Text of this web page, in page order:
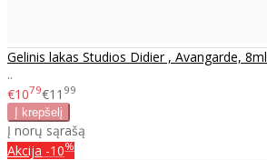
Gelinis lakas Studios Didier , Avangarde, 8ml
..
€1079€11 99
Į norų sąrašą
Akcija -10%